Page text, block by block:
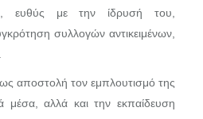
ευθύς με την ίδρυσή του,
συλλογών αντικειμένων,
ως αποστολή τον εμπλουτισμό της
μέσα, αλλά και την εκπαίδευση